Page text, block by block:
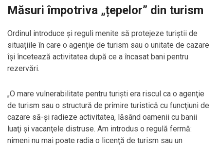
Măsuri împotriva „țepelor” din turism
Ordinul introduce și reguli menite să protejeze turiștii de
situațiile în care o agenție de turism sau o unitate de cazare
își încetează activitatea după ce a încasat bani pentru
rezervări.
„O mare vulnerabilitate pentru turişti era riscul ca o agenţie
de turism sau o structură de primire turistică cu funcţiuni de
cazare să-şi radieze activitatea, lăsând oamenii cu banii
luaţi şi vacanţele distruse. Am introdus o regulă fermă:
nimeni nu mai poate radia o licenţă de turism sau un